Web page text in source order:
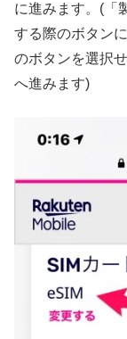
に進みます。(「
する際のボタン
のボタンを選択
へ進みます)